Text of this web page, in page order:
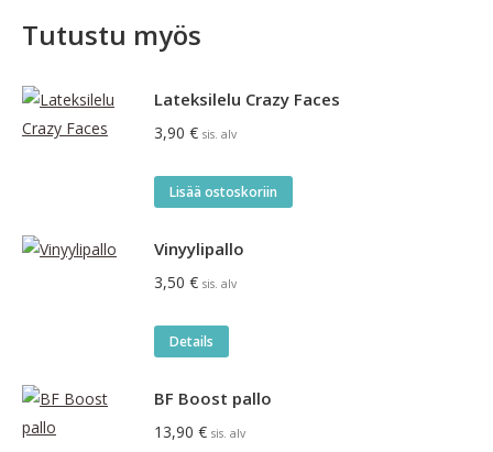
Tutustu myös
Lateksilelu Crazy Faces
3,90 € sis. alv
Lisää ostoskoriin
Vinyylipallo
3,50 € sis. alv
Details
BF Boost pallo
13,90 € sis. alv